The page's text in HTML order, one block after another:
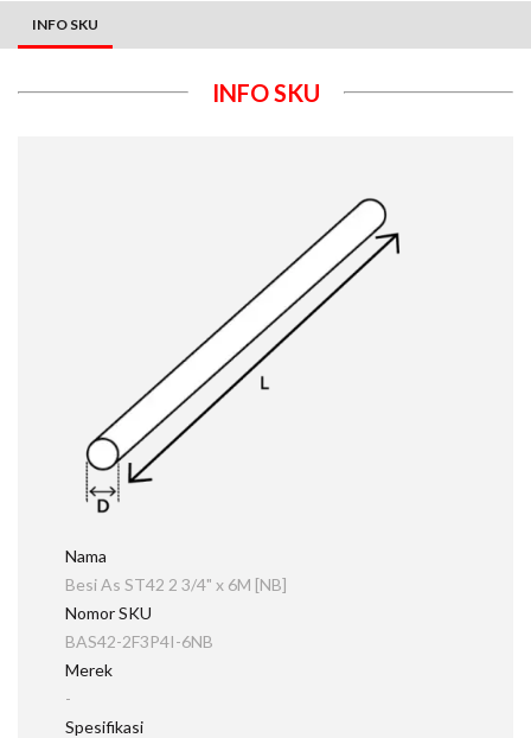
INFO SKU
INFO SKU
Nama
Besi As ST42 2 3/4" x 6M [NB]
Nomor SKU
BAS42-2F3P4I-6NB
Merek
-
Spesifikasi